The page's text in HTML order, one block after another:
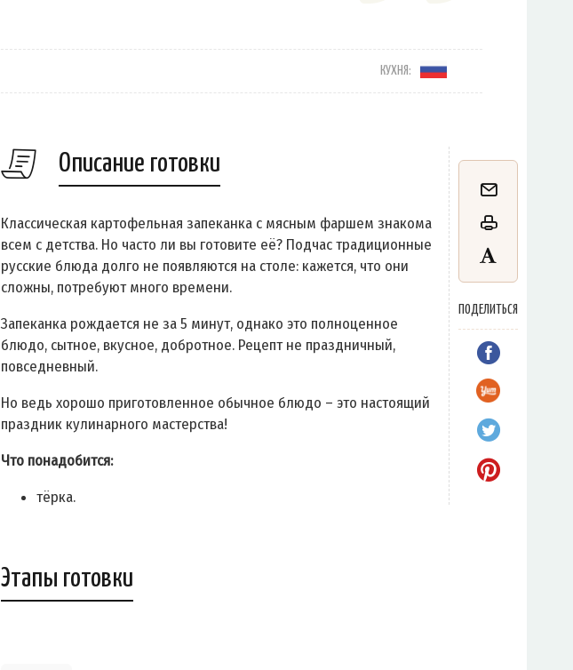
КУХНЯ:
Описание готовки
ПОДЕЛИТЬСЯ
Классическая картофельная запеканка с мясным фаршем знакома
всем с детства. Но часто ли вы готовите её? Подчас традиционные
русские блюда долго не появляются на столе: кажется, что они
сложны, потребуют много времени.
Запеканка рождается не за 5 минут, однако это полноценное
блюдо, сытное, вкусное, добротное. Рецепт не праздничный,
повседневный.
Но ведь хорошо приготовленное обычное блюдо – это настоящий
праздник кулинарного мастерства!
Что понадобится:
тёрка.
Этапы готовки